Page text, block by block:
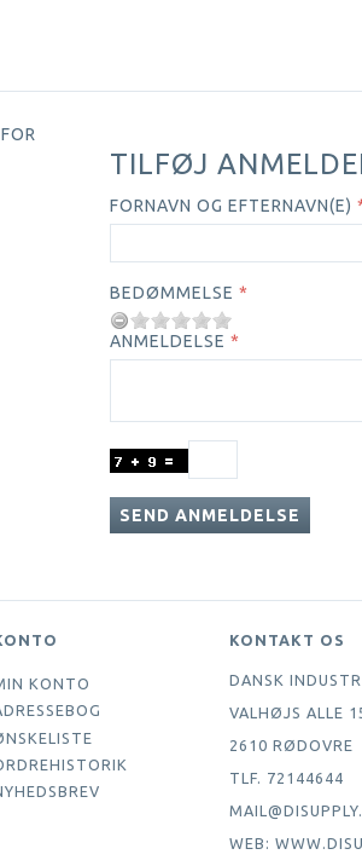
TILFØJ
FORNAVN OG EFTERNAVN(E)
BEDØMMELSE
ANMELDELSE
SEND ANMELDELSE
KONTO
KONTAKT OS
DANSK
VALHØJS ALLE
2610 RØDOVRE
TLF. 72144644
WEB: